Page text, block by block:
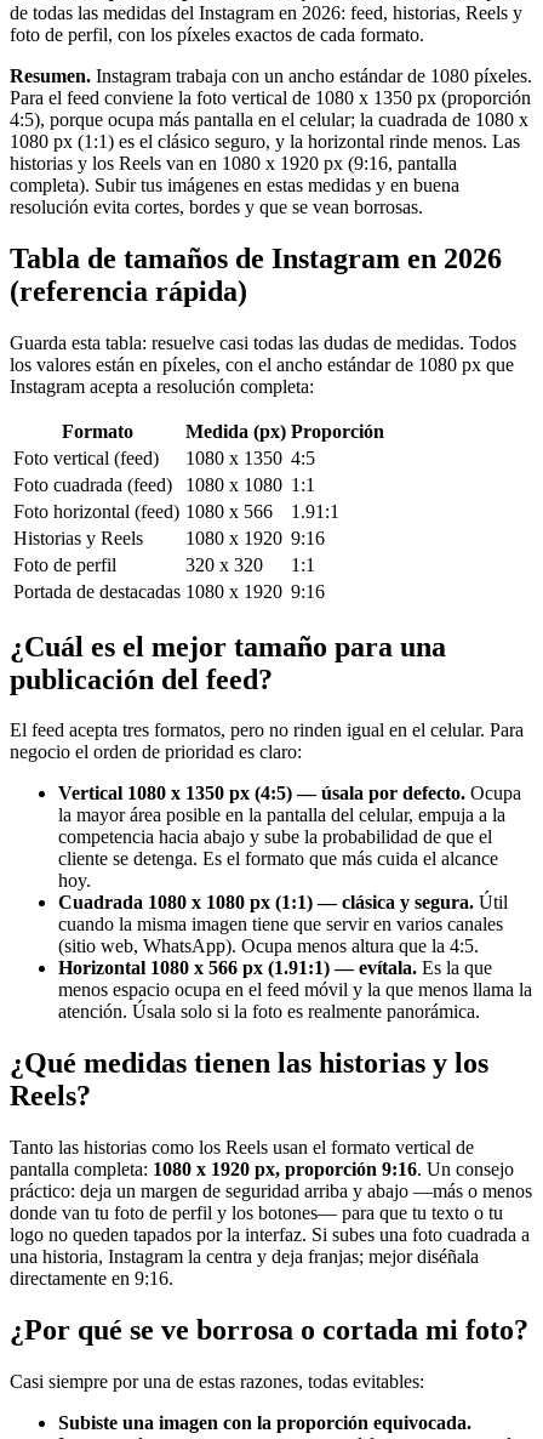
de todas las medidas del Instagram en 2026: feed, historias, Reels y
foto de perfil, con los píxeles exactos de cada formato.
Resumen. Instagram trabaja con un ancho estándar de 1080 píxeles.
Para el feed conviene la foto vertical de 1080 x 1350 px (proporción
4:5), porque ocupa más pantalla en el celular; la cuadrada de 1080 x
1080 px (1:1) es el clásico seguro, y la horizontal rinde menos. Las
historias y los Reels van en 1080 x 1920 px (9:16, pantalla
completa). Subir tus imágenes en estas medidas y en buena
resolución evita cortes, bordes y que se vean borrosas.
Tabla de tamaños de Instagram en 2026
(referencia rápida)
Guarda esta tabla: resuelve casi todas las dudas de medidas. Todos
los valores están en píxeles, con el ancho estándar de 1080 px que
Instagram acepta a resolución completa:
Formato Medida (px) Proporción
Foto vertical (feed)
1080 x 1350 4:5
Foto cuadrada (feed)
1080 x 1080 1:1
Foto horizontal (feed) 1080 x 566
1.91:1
Historias y Reels
1080 x 1920 9:16
Foto de perfil
320 x 320
1:1
Portada de destacadas 1080 x 1920 9:16
¿Cuál es el mejor tamaño para una
publicación del feed?
El feed acepta tres formatos, pero no rinden igual en el celular. Para
negocio el orden de prioridad es claro:
Vertical 1080 x 1350 px (4:5) — úsala por defecto. Ocupa
la mayor área posible en la pantalla del celular, empuja a la
competencia hacia abajo y sube la probabilidad de que el
cliente se detenga. Es el formato que más cuida el alcance
hoy.
Cuadrada 1080 x 1080 px (1:1) — clásica y segura. Útil
cuando la misma imagen tiene que servir en varios canales
(sitio web, WhatsApp). Ocupa menos altura que la 4:5.
Horizontal 1080 x 566 px (1.91:1) — evítala. Es la que
menos espacio ocupa en el feed móvil y la que menos llama la
atención. Úsala solo si la foto es realmente panorámica.
¿Qué medidas tienen las historias y los
Reels?
Tanto las historias como los Reels usan el formato vertical de
pantalla completa: 1080 x 1920 px, proporción 9:16. Un consejo
práctico: deja un margen de seguridad arriba y abajo —más o menos
donde van tu foto de perfil y los botones— para que tu texto o tu
logo no queden tapados por la interfaz. Si subes una foto cuadrada a
una historia, Instagram la centra y deja franjas; mejor diséñala
directamente en 9:16.
¿Por qué se ve borrosa o cortada mi foto?
Casi siempre por una de estas razones, todas evitables:
Subiste una imagen con la proporción equivocada.